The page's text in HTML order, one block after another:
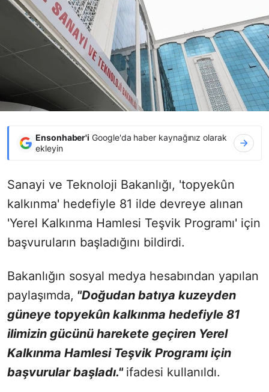
Ensonhaber'i Google'da haber kaynağınız olarak
ekleyin
Sanayi ve Teknoloji Bakanlığı, 'topyekûn
kalkınma' hedefiyle 81 ilde devreye alınan
'Yerel Kalkınma Hamlesi Teşvik Programı' için
başvuruların başladığını bildirdi.
Bakanlığın sosyal medya hesabından yapılan
paylaşımda, "Doğudan batıya kuzeyden
güneye topyekûn kalkınma hedefiyle 81
ilimizin gücünü harekete geçiren Yerel
Kalkınma Hamlesi Teşvik Programı için
başvurular başladı." ifadesi kullanıldı.